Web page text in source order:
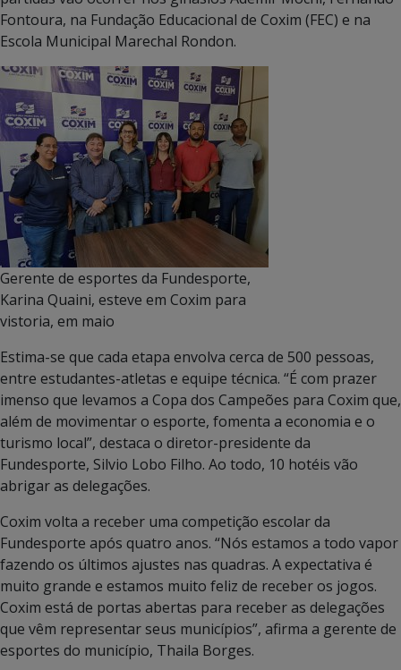
Fontoura, na Fundação Educacional de Coxim (FEC) e na
Escola Municipal Marechal Rondon.
Gerente de esportes da Fundesporte,
Karina Quaini, esteve em Coxim para
vistoria, em maio
Estima-se que cada etapa envolva cerca de 500 pessoas,
entre estudantes-atletas e equipe técnica. “É com prazer
imenso que levamos a Copa dos Campeões para Coxim que,
além de movimentar o esporte, fomenta a economia e o
turismo local”, destaca o diretor-presidente da
Fundesporte, Silvio Lobo Filho. Ao todo, 10 hotéis vão
abrigar as delegações.
Coxim volta a receber uma competição escolar da
Fundesporte após quatro anos. “Nós estamos a todo vapor
fazendo os últimos ajustes nas quadras. A expectativa é
muito grande e estamos muito feliz de receber os jogos.
Coxim está de portas abertas para receber as delegações
que vêm representar seus municípios”, afirma a gerente de
esportes do município, Thaila Borges.